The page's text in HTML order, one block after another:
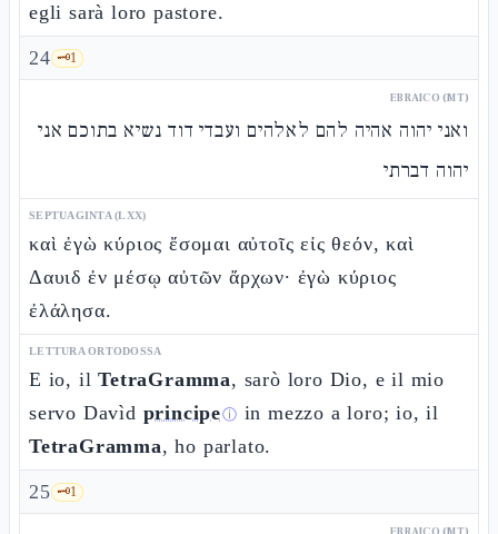
egli sarà loro pastore.
24 🗝️1
EBRAICO (MT)
ואני יהוה אהיה להם לאלהים ועבדי דוד נשיא בתוכם אני
יהוה דברתי
SEPTUAGINTA (LXX)
καὶ ἐγὼ κύριος ἔσομαι αὐτοῖς εἰς θεόν, καὶ
Δαυιδ ἐν μέσῳ αὐτῶν ἄρχων· ἐγὼ κύριος
ἐλάλησα.
LETTURA ORTODOSSA
E io, ilTetraGramma, sarò loro Dio, e il mio
servo Davìd principeⓘ in mezzo a loro; io, il
TetraGramma, ho parlato.
25 🗝️1